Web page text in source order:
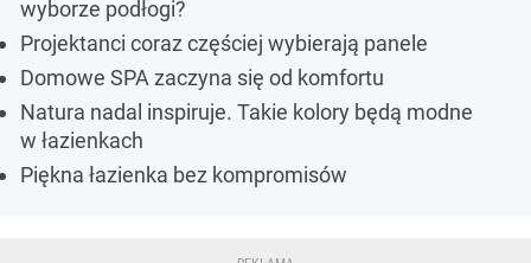
wyborze podłogi?
Projektanci coraz częściej wybierają panele
Domowe SPA zaczyna się od komfortu
Natura nadal inspiruje. Takie kolory będą modne
w łazienkach
Piękna łazienka bez kompromisów